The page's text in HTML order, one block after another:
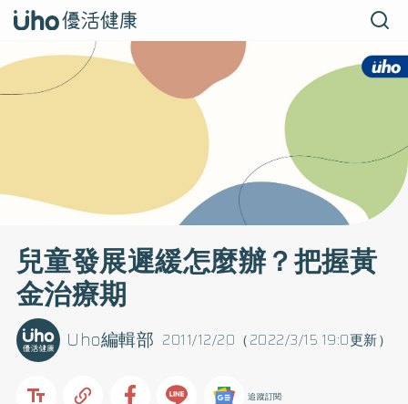
兒童發展遲緩怎麼辦？把握黃
金治療期
2011/12/20（2022/3/15 19:0更新）
Uho編輯部
追蹤訂閱